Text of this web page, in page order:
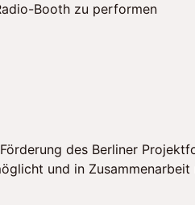
Booth zu performen
des Berliner
und in Zusammenarbeit